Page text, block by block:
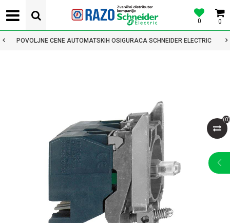
0
0
POVOLJNE CENE AUTOMATSKIH OSIGURACA SCHNEIDER ELECTRIC
(0)